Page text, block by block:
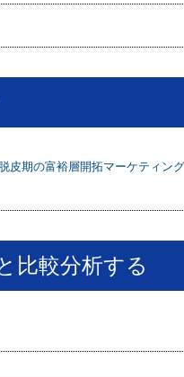
期の富裕層開拓マーケティン
比較分析する